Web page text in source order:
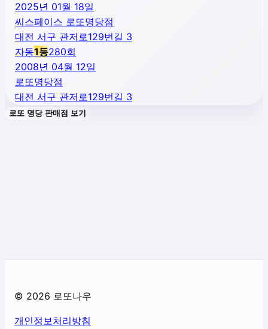
2025년 01월 18일
씨스페이스 로또명당점
대전 서구 관저로129번길 3
자동1등280회
2008년 04월 12일
로또명당점
대전 서구 관저로129번길 3
로또 명당 판매점 보기
© 2026 로또나우
개인정보처리방침